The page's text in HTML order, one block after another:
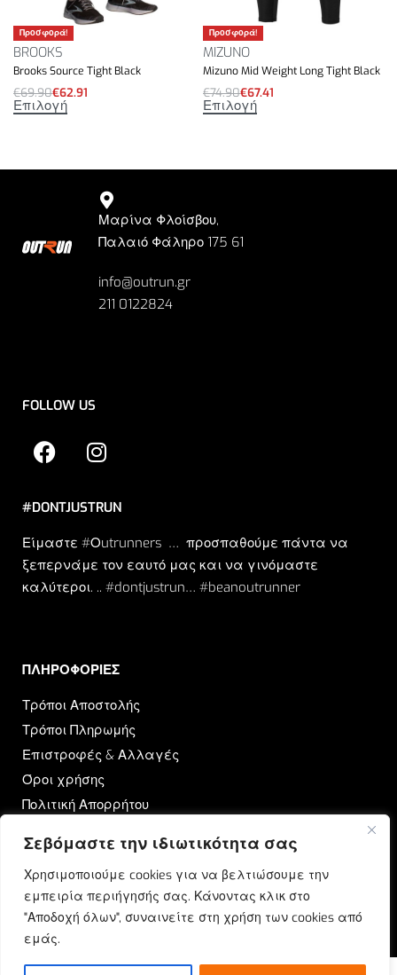
Σεβόμαστε την ιδιωτικότητα σας
Χρησιμοποιούμε cookies για να βελτιώσουμε την
εμπειρία περιήγησής σας. Κάνοντας κλικ στο
"Αποδοχή όλων", συναινείτε στη χρήση των cookies από
εμάς.
Προσφορά!
BROOKS
Brooks Source Tight Black
€69.90€62.91
Επιλογή
Προσφορά!
MIZUNO
Mizuno Mid Weight Long Tight Black
€74.90€67.41
Επιλογή
Μαρίνα Φλοίσβου,
Παλαιό Φάληρο 175 61
info@outrun.gr
211 0122824
FOLLOW US
#DONTJUSTRUN
Είμαστε #Οutrunners … προσπαθούμε πάντα να
ξεπερνάμε τον εαυτό μας και να γινόμαστε
καλύτεροι. .. #dontjustrun… #beanoutrunner
ΠΛΗΡΟΦΟΡΙΕΣ​
Τρόποι Αποστολής
Τρόποι Πληρωμής
Επιστροφές & Αλλαγές
Όροι χρήσης
Πολιτική Απορρήτου
OUTRUN
Ποιοι Είμαστε
Επικοινωνία
Blog